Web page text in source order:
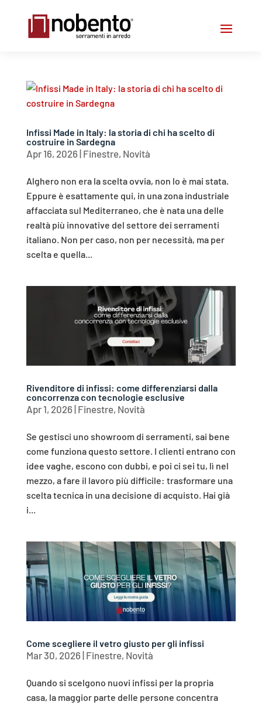
Infissi Made in Italy: la storia di chi ha scelto di
costruire in Sardegna
Apr 16, 2026 Finestre, Novità
Alghero non era la scelta ovvia, non lo è mai stata.
Eppure è esattamente qui, in una zona industriale
affacciata sul Mediterraneo, che è nata una delle
realtà più innovative del settore dei serramenti
italiano. Non per caso, non per necessità, ma per
scelta e quella...
Rivenditore di infissi: come differenziarsi dalla
concorrenza con tecnologie esclusive
Apr 1, 2026 | Finestre, Novità
Se gestisci uno showroom di serramenti, sai bene
come funziona questo settore. I clienti entrano con
idee vaghe, escono con dubbi, e poi ci sei tu, lì nel
mezzo, a fare il lavoro più difficile: trasformare una
scelta tecnica in una decisione di acquisto. Hai già
i...
Come scegliere il vetro giusto per gli infissi
Mar 30, 2026 | Finestre, Novità
Quando si scelgono nuovi infissi per la propria
casa, la maggior parte delle persone concentra